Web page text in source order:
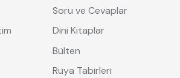
Soru ve Cevaplar
Dini Kitaplar
Bülten
Rüya Tabirleri